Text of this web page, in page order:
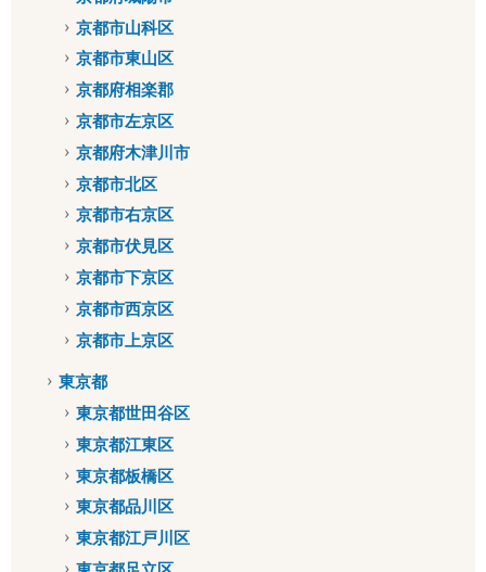
京都市山科区
京都市東山区
京都府相楽郡
京都市左京区
京都府木津川市
京都市北区
京都市右京区
京都市伏見区
京都市下京区
京都市西京区
京都市上京区
東京都
東京都世田谷区
東京都江東区
東京都板橋区
東京都品川区
東京都江戸川区